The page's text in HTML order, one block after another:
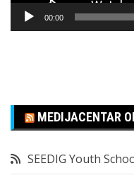
00:00
MEDIJACENTAR
SEEDIG Youth